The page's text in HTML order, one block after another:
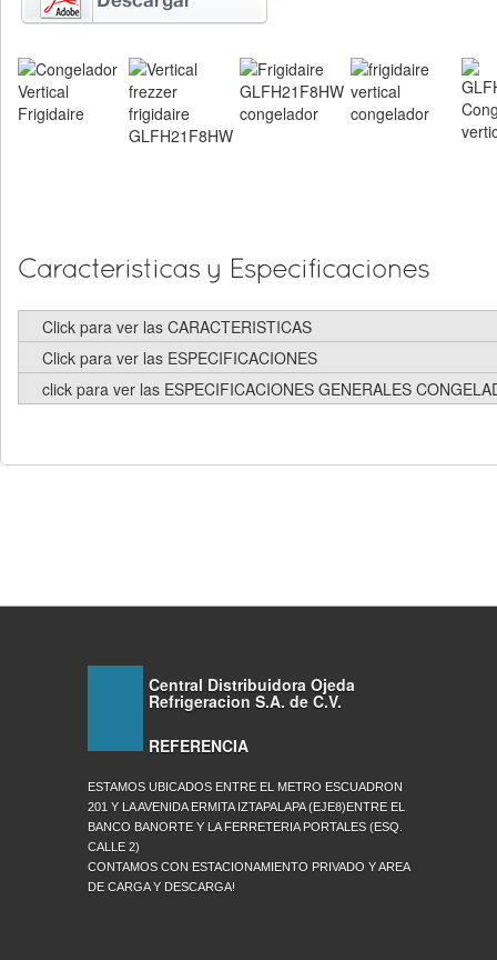
Click para ver las CARACTERISTICAS
Click para ver las ESPECIFICACIONES
click para ver las ESPECIFICACIONES GENERALES
Central Distribuidora Ojeda
Refrigeracion S.A. de C.V.
REFERENCIA
ESTAMOS UBICADOS ENTRE EL METRO ESCUADRON
201 Y LA AVENIDA ERMITA IZTAPALAPA (EJE8)ENTRE EL
BANCO BANORTE Y LA FERRETERIA PORTALES (ESQ.
CALLE 2)
CONTAMOS CON ESTACIONAMIENTO PRIVADO Y AREA
DE CARGA Y DESCARGA!